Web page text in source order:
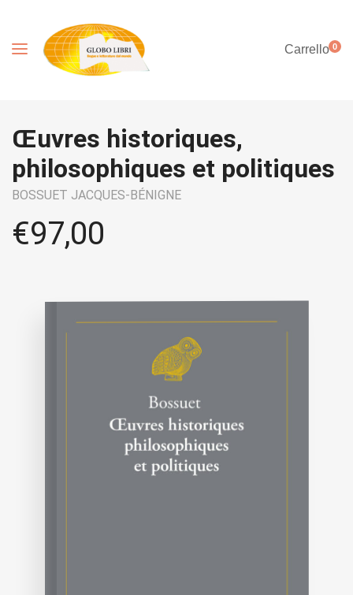
Carrello0
Œuvres historiques,
philosophiques et politiques
BOSSUET JACQUES-BÉNIGNE
€97,00